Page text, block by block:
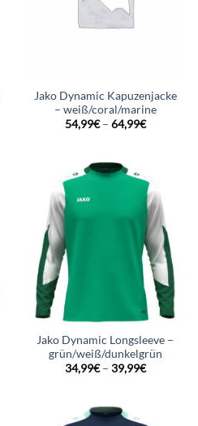
Jako Dynamic Kapuzenjacke
– weiß/coral/marine
54,99€– 64,99€
Jako Dynamic Longsleeve –
grün/weiß/dunkelgrün
34,99€– 39,99€